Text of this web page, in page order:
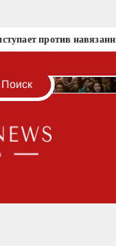
против